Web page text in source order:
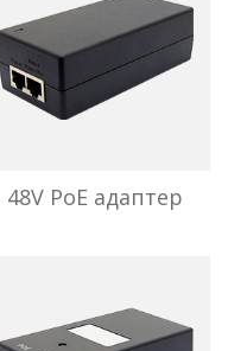
48V PoE адаптер